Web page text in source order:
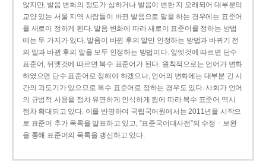
않지만, 발음 변화의 정도가 심하거나 발음이 변한 지 오래되어 대부분의
교양 있는 서울 지역 사람들이 바뀐 발음으로 말을 하는 경우에는 표준어
를 새로이 정하게 된다. 발음 변화에 따라 새로이 표준어를 정하는 방법
에는 두 가지가 있다. 발음이 바뀐 후의 말만 인정하는 방법과 바뀌기 전
의 말과 바뀐 후의 말을 모두 인정하는 방법이다. 앞엣것에 따르면 단수
표준어, 뒤엣것에 따르면 복수 표준어가 된다. 원칙적으로는 언어가 변화
하였으면 단수 표준어로 정해야 하겠으나, 언어의 변화에는 대부분 긴 시
간의 과도기가 있으므로 복수 표준어로 정하는 경우도 있다. 사회가 언어
의 규범적 사용을 점차 유연하게 인식하게 됨에 따라 복수 표준어 역시
점차 확대되고 있다. 이를 반영하여 국립국어원에서는 2011년을 시작으
로 표준어 추가 목록을 발표하고 있고, “표준국어대사전”의 수정ㆍ보완
을 통해 표준어의 목록을 갱신하고 있다.